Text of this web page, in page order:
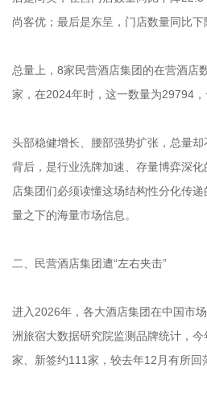
尚客优；最后是东呈，门店数量同比下
总量上，8家民营酒店集团的在营酒店
家，在2024年时，这一数量为29794，
头部稳健增长、腰部强势扩张，总量
背后，是行业洗牌加速、存量博弈深
店集团们必须读懂这场结构性分化传
量之下的海量市场信息。
二、民营酒店集团遭“左右夹击”
进入2026年，各大酒店集团在中国市
洲旅宿大数据研究院监测品牌统计，
家、新签约111家，较去年12月有所回